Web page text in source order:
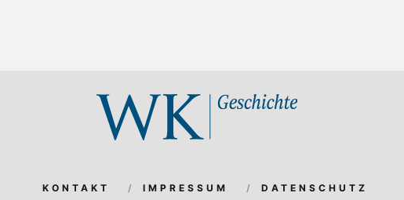
KONTAKT IMPRESSUM DATENSCHUTZ